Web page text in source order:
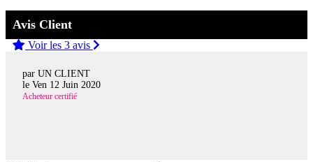
Avis Client
Voir les 3 avis
par UN CLIENT
le Ven 12 Juin 2020
Acheteur certifié